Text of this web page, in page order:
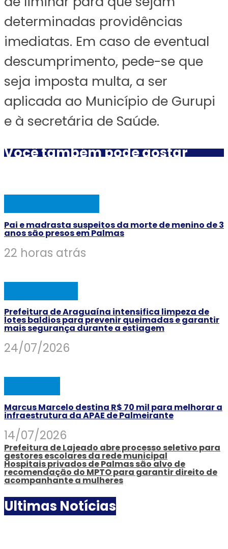
determinadas providências
imediatas. Em caso de eventual
descumprimento, pede-se que
seja imposta multa, a ser
aplicada ao Município de Gurupi
e à secretária de Saúde.
Você também pode gostar
Pai e madrasta suspeitos da morte de menino de 3
anos são presos em Palmas
22 horas atrás
Prefeitura de Araguaína intensifica limpeza de
lotes baldios para prevenir queimadas e garantir
mais segurança durante a estiagem
24/07/2026
Marcus Marcelo destina R$ 70 mil para melhorar a
infraestrutura da APAE de Palmeirante
14/07/2026
Prefeitura de Lajeado abre processo seletivo para
gestores escolares da rede municipal
Hospitais privados de Palmas são alvo de
recomendação do MPTO para garantir direito de
acompanhante a mulheres
Ultimas Notícias